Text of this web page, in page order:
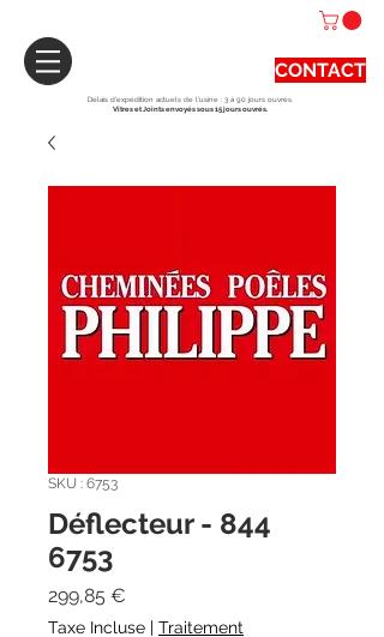
CONTACT
Délais d'expédition actuels de l'usine : 3 à 90 jours ouvrés.
Vitres et Joints envoyés sous 15 jours ouvrés.
SKU : 6753
Déflecteur - 844
6753
299,85 €
Taxe Incluse | Traitement